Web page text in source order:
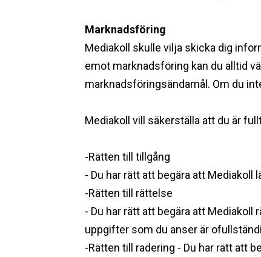
Marknadsföring ‍
Mediakoll skulle vilja skicka dig
emot marknadsföring kan du alltid
marknadsföringsändamål. Om du
Mediakoll vill säkerställa att du är
-Rätten till tillgång
- Du har rätt att begära att
-Rätten till rättelse
- Du har rätt att begära att
uppgifter som du anser är
-Rätten till radering - Du har rätt att